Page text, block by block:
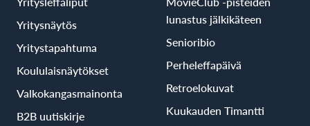
Yritysnäytös
Yritystapahtuma
Koululaisnäytökset
Valkokangasmainonta
B2B uutiskirje
lunastus jälkikäteen
Senioribio
Perheleffapäivä
Retroelokuvat
Kuukauden Timantti